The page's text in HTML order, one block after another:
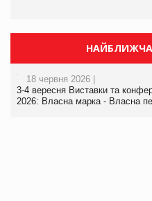
НАЙБЛИЖЧА
18 червня 2026 |
3-4 вересня Виставки та
2026: Власна марка - Власна